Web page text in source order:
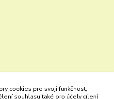
cookies pro svoji funkčnost,
souhlasu také pro účely cílení